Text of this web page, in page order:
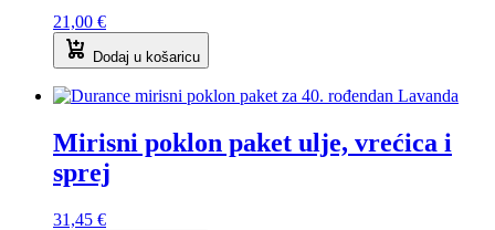
21,00 €
Dodaj u košaricu
Mirisni poklon paket ulje, vrećica i
sprej
31,45 €